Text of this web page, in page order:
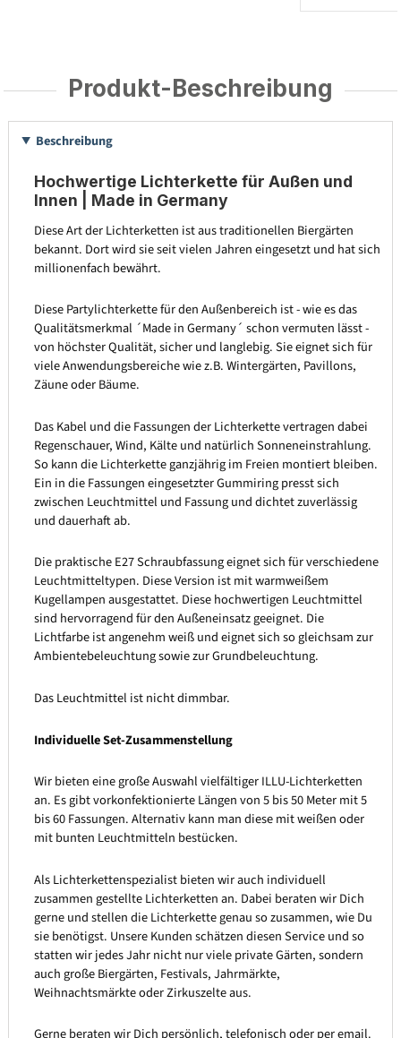
Produkt-Beschreibung
Beschreibung
Hochwertige Lichterkette für Außen und
Innen | Made in Germany
Diese Art der Lichterketten ist aus traditionellen Biergärten
bekannt. Dort wird sie seit vielen Jahren eingesetzt und hat sich
millionenfach bewährt.
Diese Partylichterkette für den Außenbereich ist - wie es das
Qualitätsmerkmal ´Made in Germany´ schon vermuten lässt -
von höchster Qualität, sicher und langlebig. Sie eignet sich für
viele Anwendungsbereiche wie z.B. Wintergärten, Pavillons,
Zäune oder Bäume.
Das Kabel und die Fassungen der Lichterkette vertragen dabei
Regenschauer, Wind, Kälte und natürlich Sonneneinstrahlung.
So kann die Lichterkette ganzjährig im Freien montiert bleiben.
Ein in die Fassungen eingesetzter Gummiring presst sich
zwischen Leuchtmittel und Fassung und dichtet zuverlässig
und dauerhaft ab.
Die praktische E27 Schraubfassung eignet sich für verschiedene
Leuchtmitteltypen. Diese Version ist mit warmweißem
Kugellampen ausgestattet. Diese hochwertigen Leuchtmittel
sind hervorragend für den Außeneinsatz geeignet. Die
Lichtfarbe ist angenehm weiß und eignet sich so gleichsam zur
Ambientebeleuchtung sowie zur Grundbeleuchtung.
Das Leuchtmittel ist nicht dimmbar.
Individuelle Set-Zusammenstellung
Wir bieten eine große Auswahl vielfältiger ILLU-Lichterketten
an. Es gibt vorkonfektionierte Längen von 5 bis 50 Meter mit 5
bis 60 Fassungen. Alternativ kann man diese mit weißen oder
mit bunten Leuchtmitteln bestücken.
Als Lichterkettenspezialist bieten wir auch individuell
zusammen gestellte Lichterketten an. Dabei beraten wir Dich
gerne und stellen die Lichterkette genau so zusammen, wie Du
sie benötigst. Unsere Kunden schätzen diesen Service und so
statten wir jedes Jahr nicht nur viele private Gärten, sondern
auch große Biergärten, Festivals, Jahrmärkte,
Weihnachtsmärkte oder Zirkuszelte aus.
Gerne beraten wir Dich persönlich, telefonisch oder per email.